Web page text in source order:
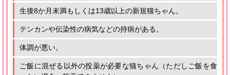
生後8か月未満もしくは13歳以上の新規猫ちゃん。
テンカンや伝染性の病気などの持病がある。
体調が悪い。
ご飯に混ぜる以外の投薬が必要な猫ちゃん（ただしご飯を食